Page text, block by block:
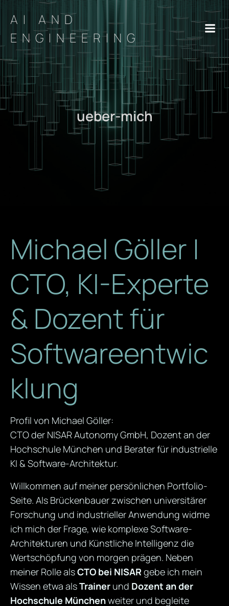
AI AND
ENGINEERING
ueber-mich
Michael Göller |
CTO, KI-Experte
& Dozent für
Softwareentwic
klung
Profil von Michael Göller:
CTO der NISAR Autonomy GmbH, Dozent an der
Hochschule München und Berater für industrielle
KI & Software-Architektur.
Willkommen auf meiner persönlichen Portfolio-
Seite. Als Brückenbauer zwischen universitärer
Forschung und industrieller Anwendung widme
ich mich der Frage, wie komplexe Software-
Architekturen und Künstliche Intelligenz die
Wertschöpfung von morgen prägen. Neben
meiner Rolle alsCTO bei NISAR gebe ich mein
Wissen etwa alsTrainer und Dozent an der
Hochschule Münchenweiter und begleite